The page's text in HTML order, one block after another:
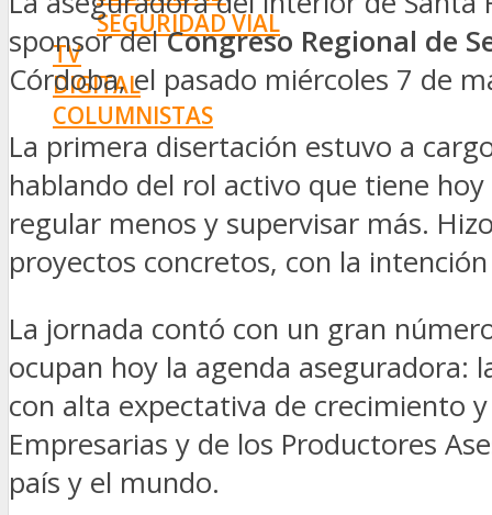
SEGURIDAD VIAL
TV
DIGITAL
COLUMNISTAS
ESTADÍSTICAS
sponsor delCongreso Regional de
Córdoba, el pasado miércoles 7 de
La primera disertación estuvo a
hablando del rol activo que tiene
regular menos y supervisar más.
proyectos concretos, con la
La jornada contó con un gran
ocupan hoy la agenda aseguradora:
con alta expectativa de crecimiento
Empresarias y de los Productores
país y el mundo.